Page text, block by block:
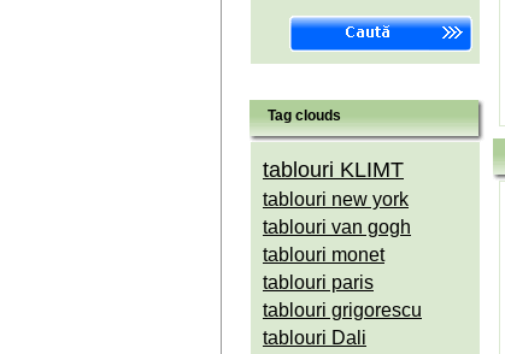
Tag clouds
tablouri KLIMT
tablouri new york
tablouri van gogh
tablouri monet
tablouri paris
tablouri grigorescu
tablouri Dali